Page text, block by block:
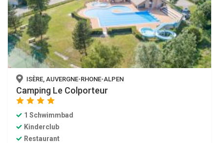
ISÈRE, AUVERGNE-RHONE-ALPEN
Camping Le Colporteur
star star star
1 Schwimmbad
Kinderclub
Restaurant